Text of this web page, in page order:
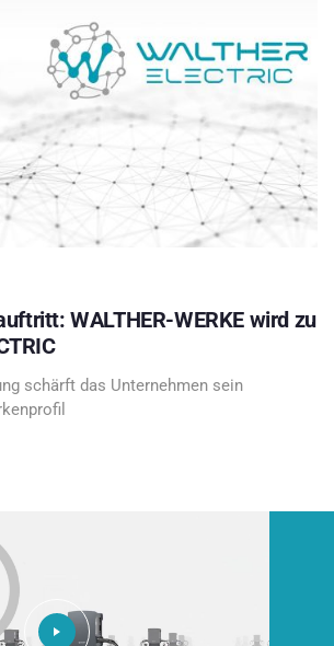
WALTHER-WERKE wird zu
schärft das Unternehmen sein